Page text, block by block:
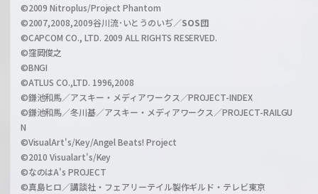
l
©2009 Nitroplus/Project Phantom
©2007,2008,2009谷川流･いとうのいぢ／SOS団
©CAPCOM CO., LTD. 2009 ALL RIGHTS RESERVED.
©窪岡俊之
©BNGI
©ATLUS CO.,LTD. 1996,2008
©鎌池和馬／アスキー・メディアワークス／PROJECT-INDEX
©鎌池和馬／冬川基／アスキー・メディアワークス／PROJECT-RAILGU
N
©VisualArt's/Key/Angel Beats! Project
©2010 Visualart's/Key
©なのはA's PROJECT
©真島ヒロ／講談社・フェアリーテイル製作ギルド・テレビ東京